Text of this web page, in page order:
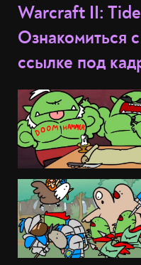
Warcraft II:
Ознакомиться
ссылке под